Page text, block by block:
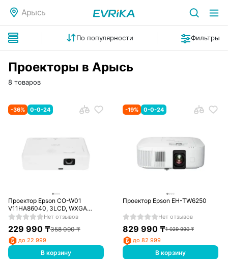
Арысь
По популярности Фильтры
Проекторы в Арысь
8 товаров
-36% 0-0-24
Проектор Epson CO-W01
V11HA86040, 3LCD, WXGA
(1280x800), 3000lm, HDMI, USB
Нет отзывов
229 990₸358 090₸
до 22 999
В корзину
-19% 0-0-24
Проектор Epson EH-TW6250
Нет отзывов
829 990 ₸1 029 990₸
до 82 999
В корзину